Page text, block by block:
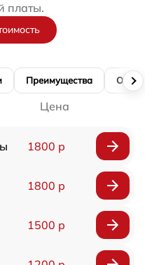
платы.
Преимущества
Цена
1800 р
1800 р
1500 р